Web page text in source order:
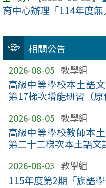
相關公告
2026-08-05 教學組
高級中等學校本土語
第17梯次增能研習（原
2026-08-05 教學組
高級中等學校教師本
第二十二梯次本土語文
2026-08-03 教學組
115年度第2期「族語
育中心辦理「114年度無